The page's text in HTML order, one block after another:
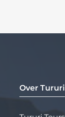
Over Tururi